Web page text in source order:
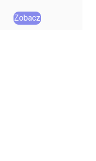
Zobacz